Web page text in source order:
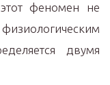
феномен не
двумя